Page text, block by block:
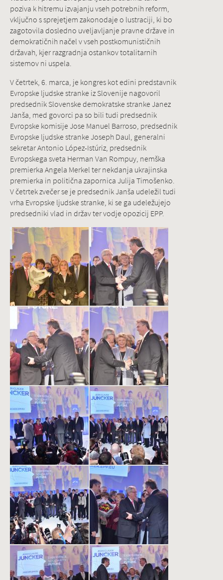
poziva k hitremu izvajanju vseh potrebnih reform,
vključno s sprejetjem zakonodaje o lustraciji, ki bo
zagotovila dosledno uveljavljanje pravne države in
demokratičnih načel v vseh postkomunističnih
državah, kjer razgradnja ostankov totalitarnih
sistemov ni uspela.
V četrtek, 6. marca, je kongres kot edini predstavnik
Evropske ljudske stranke iz Slovenije nagovoril
predsednik Slovenske demokratske stranke Janez
Janša, med govorci pa so bili tudi predsednik
Evropske komisije Jose Manuel Barroso, predsednik
Evropske ljudske stranke Joseph Daul, generalni
sekretar Antonio López-Istúriz, predsednik
Evropskega sveta Herman Van Rompuy, nemška
premierka Angela Merkel ter nekdanja ukrajinska
premierka in politična zapornica Julija Timošenko.
V četrtek zvečer se je predsednik Janša udeležil tudi
vrha Evropske ljudske stranke, ki se ga udeležujejo
predsedniki vlad in držav ter vodje opozicij EPP.